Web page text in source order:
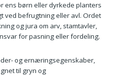
ens børn eller dyrkede planters
ved befrugtning eller avl. Ordet
og jura om arv, stamtavler,
for pasning eller fordeling.
og ernæringsegenskaber,
til gryn og